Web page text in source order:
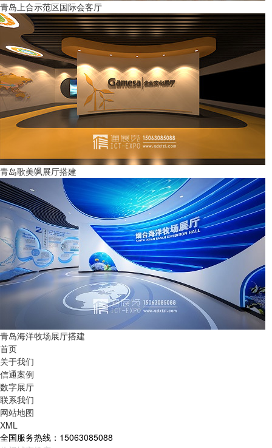
青岛上合示范区国际会客厅
青岛歌美飒展厅搭建
青岛海洋牧场展厅搭建
首页
关于我们
信通案例
数字展厅
联系我们
网站地图
XML
全国服务热线：15063085088